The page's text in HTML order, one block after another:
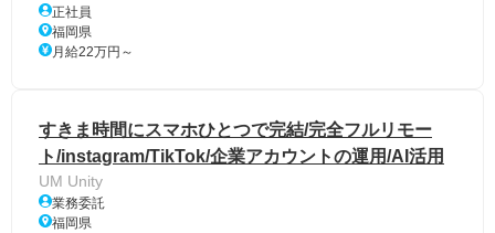
正社員
福岡県
月給22万円～
すきま時間にスマホひとつで完結/完全フルリモー
ト/instagram/TikTok/企業アカウントの運用/AI活用
UM Unity
業務委託
福岡県